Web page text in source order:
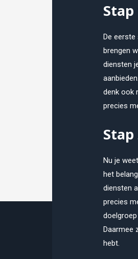
De
brengen
diensten
denk ook
precies
Nu je
het
diensten
precies
Daarmee
hebt.